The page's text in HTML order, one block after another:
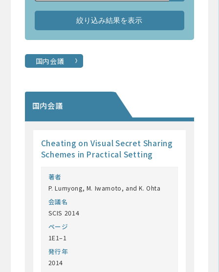
国内会議
国内会議
Cheating on Visual Secret Sharing
Schemes in Practical Setting
著者
P. Lumyong, M. Iwamoto, and K. Ohta
会議名
SCIS 2014
ページ
1E1–1
発行年
2014